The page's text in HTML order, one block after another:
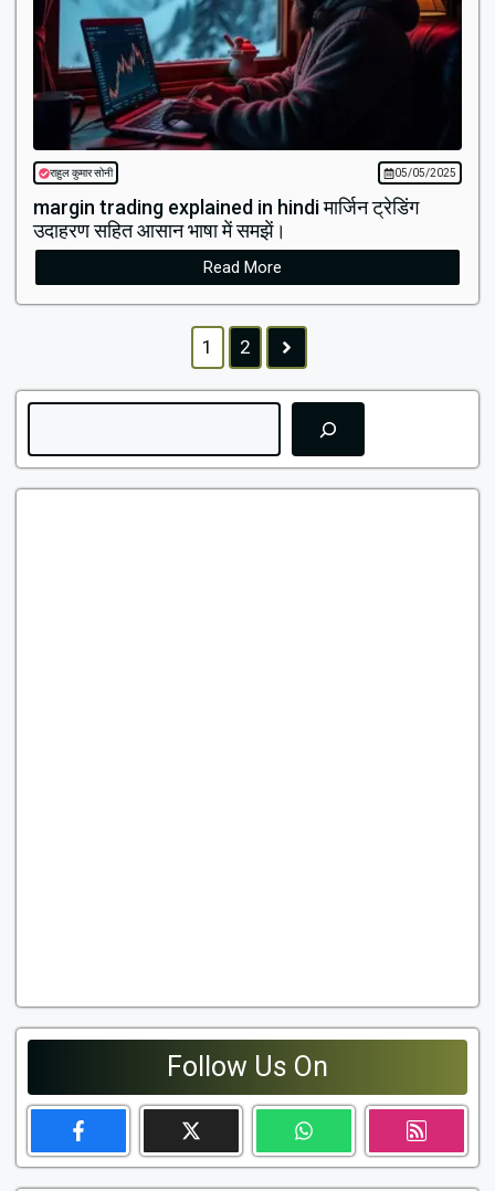
राहुल कुमार सोनी 05/05/2025
margin trading explained in hindi मार्जिन ट्रेडिंग
उदाहरण सहित आसान भाषा में समझें।
Read More
1 2
Follow Us On